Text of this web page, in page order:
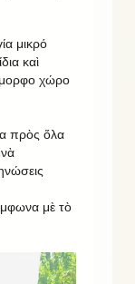
μικρό
καὶ
χώρο
πρὸς ὅλα
μὲ τὸ